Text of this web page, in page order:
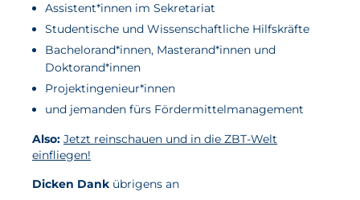
Assistent*innen im Sekretariat
Studentische und Wissenschaftliche Hilfskräfte
Bachelorand*innen, Masterand*innen und
Doktorand*innen
Projektingenieur*innen
und jemanden fürs Fördermittelmanagement
Also: Jetzt reinschauen und in die ZBT-Welt
einfliegen!
Dicken Dank übrigens an